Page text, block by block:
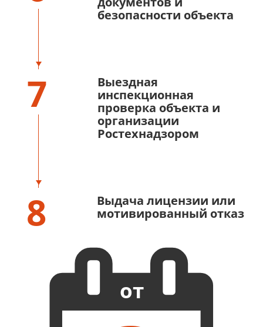
безопасности объекта
7
Выездная
инспекционная
проверка объекта и
организации
Ростехнадзором
8
Выдача лицензии или
мотивированный отказ
от